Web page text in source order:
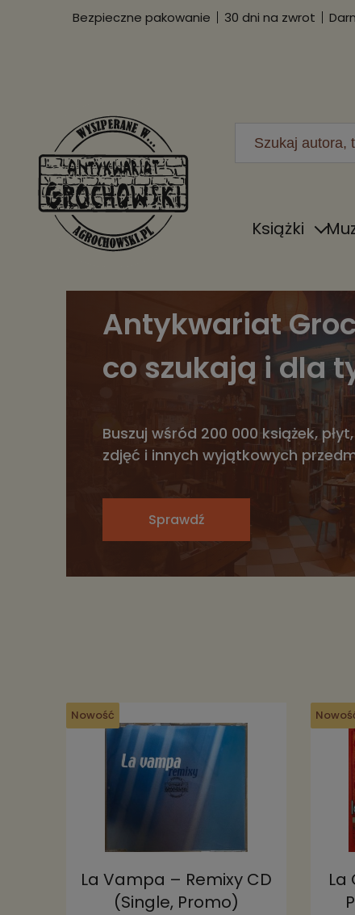
Bezpieczne pakowanie 30 dni na zwrot
Książki
Antykwariat
co szukają i dla
Buszuj wśród 200 000 książek,
zdjęć i innych wyjątkowych
Sprawdź
Nowość
La Vampa – Remixy CD
(Single, Promo)
La